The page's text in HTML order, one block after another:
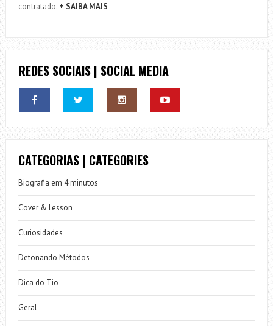
contratado. + SAIBA MAIS
REDES SOCIAIS | SOCIAL MEDIA
CATEGORIAS | CATEGORIES
Biografia em 4 minutos
Cover & Lesson
Curiosidades
Detonando Métodos
Dica do Tio
Geral